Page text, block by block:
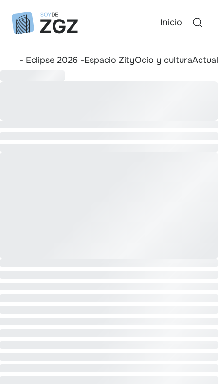
Inicio
- Eclipse 2026 -Espacio ZityOcio y cultura